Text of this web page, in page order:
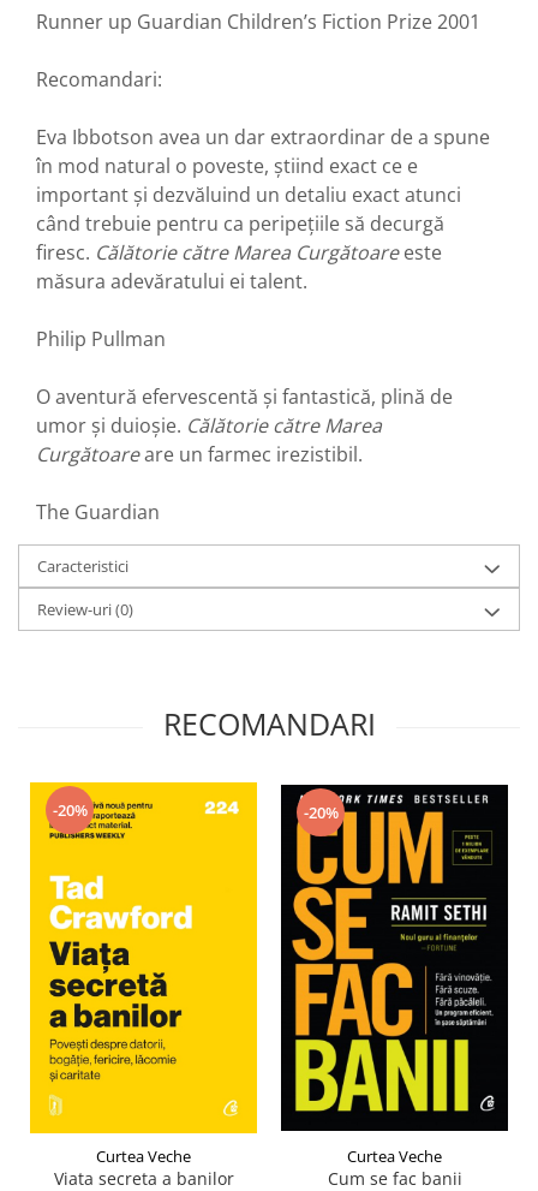
Runner up Guardian Children’s Fiction Prize 2001
Recomandari:
Eva Ibbotson avea un dar extraordinar de a spune
în mod natural o poveste, știind exact ce e
important și dezvăluind un detaliu exact atunci
când trebuie pentru ca peripețiile să decurgă
firesc. Călătorie către Marea Curgătoareeste
măsura adevăratului ei talent.
Philip Pullman
O aventură efervescentă și fantastică, plină de
umor și duioșie. Călătorie către Marea
Curgătoareare un farmec irezistibil.
The Guardian
Caracteristici
Review-uri(0)
RECOMANDARI
-20%
Curtea Veche
Viata secreta a banilor
-20%
Curtea Veche
Cum se fac banii